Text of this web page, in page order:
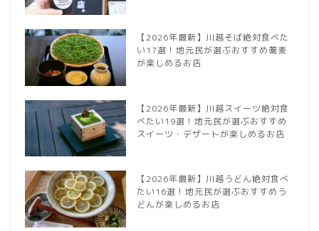
【2026年最新】川越そば絶対食べた
い17選！地元民が選ぶおすすめ蕎麦
が楽しめるお店
【2026年最新】川越スイーツ絶対食
べたい19選！地元民が選ぶおすすめ
スイーツ・デザートが楽しめるお店
【2026年最新】川越うどん絶対食べ
たい16選！地元民が選ぶおすすめう
どんが楽しめるお店